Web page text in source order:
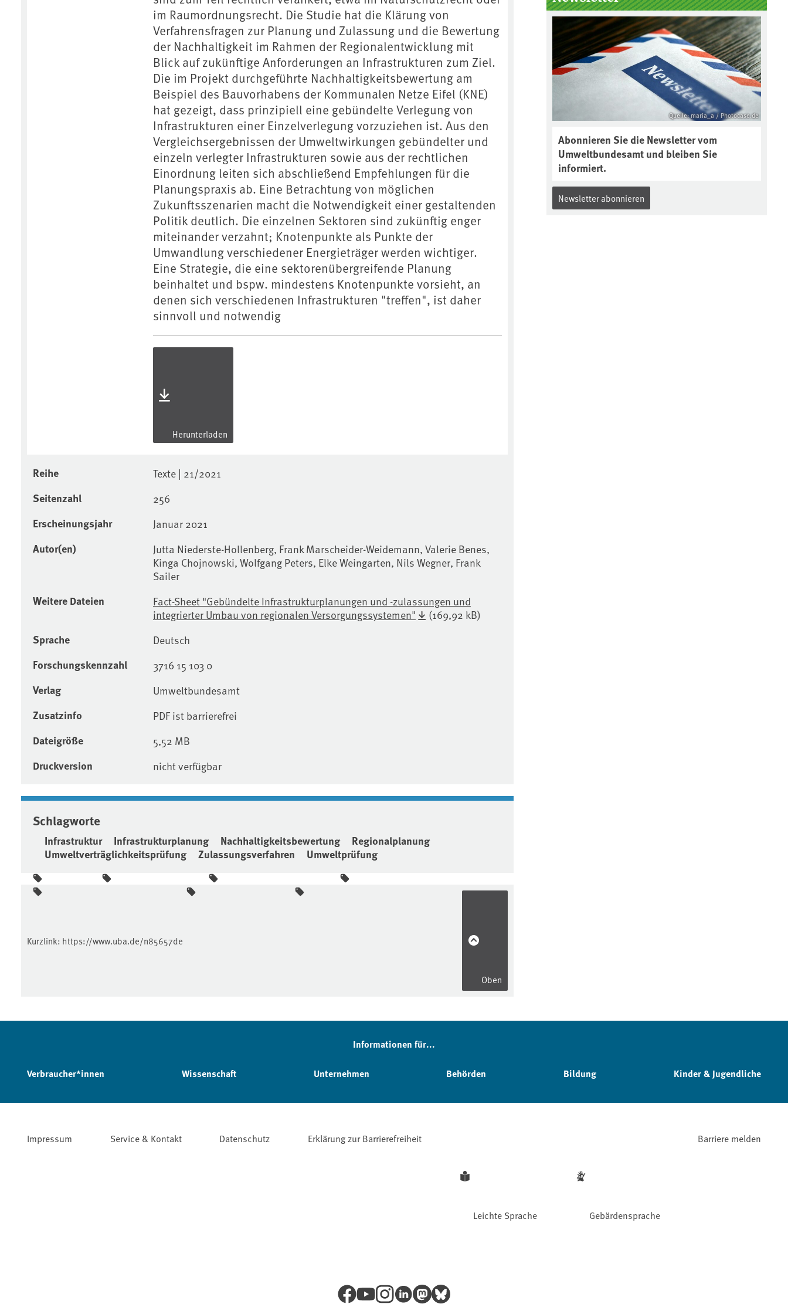
im Raumordnungsrecht. Die Studie hat die Klärung von
Verfahrensfragen zur Planung und Zulassung und die Bewertung
der Nachhaltigkeit im Rahmen der Regionalentwicklung mit
Blick auf zukünftige Anforderungen an Infrastrukturen zum Ziel.
Die im Projekt durchgeführte Nachhaltigkeitsbewertung am
Beispiel des Bauvorhabens der Kommunalen Netze Eifel (KNE)
hat gezeigt, dass prinzipiell eine gebündelte Verlegung von
Infrastrukturen einer Einzelverlegung vorzuziehen ist. Aus den
Vergleichsergebnissen der Umweltwirkungen gebündelter und
einzeln verlegter Infrastrukturen sowie aus der rechtlichen
Einordnung leiten sich abschließend Empfehlungen für die
Planungspraxis ab. Eine Betrachtung von möglichen
Zukunftsszenarien macht die Notwendigkeit einer gestaltenden
Politik deutlich. Die einzelnen Sektoren sind zukünftig enger
miteinander verzahnt; Knotenpunkte als Punkte der
Umwandlung verschiedener Energieträger werden wichtiger.
Eine Strategie, die eine sektorenübergreifende Planung
beinhaltet und bspw. mindestens Knotenpunkte vorsieht, an
denen sich verschiedenen Infrastrukturen "treffen", ist daher
sinnvoll und notwendig
Herunterladen
Reihe Texte | 21/2021
Seitenzahl 256
Erscheinungsjahr Januar 2021
Autor(en)
Jutta Niederste-Hollenberg, Frank Marscheider-Weidemann, Valerie Benes,
Kinga Chojnowski, Wolfgang Peters, Elke Weingarten, Nils Wegner, Frank
Sailer
Weitere Dateien
Fact-Sheet "Gebündelte Infrastrukturplanungen und -zulassungen und
integrierter Umbau von regionalen Versorgungssystemen"
(169,92 kB)
Sprache Deutsch
Forschungskennzahl 3716 15 103 0
Verlag Umweltbundesamt
Zusatzinfo PDF ist barrierefrei
Dateigröße 5,52 MB
Druckversion nicht verfügbar
Schlagworte
Infrastruktur Infrastrukturplanung Nachhaltigkeitsbewertung
Regionalplanung
Umweltverträglichkeitsprüfung
Zulassungsverfahren Umweltprüfung
Boden des Jahres ausgewählt und
was passiert eigentlich während
eines solchen Bodenjahres? Infos
dazu gibt es im aktuellen Podcast
„Soilcast“. Jetzt reinhören:
https://soilcast.de/interview/sc20
2-interview-die-kuer-der-krume/
Quelle: maria_a / Photocase.de
Abonnieren Sie die Newsletter vom
Umweltbundesamt und bleiben Sie
informiert.
Newsletter abonnieren
Kurzlink: https://www.uba.de/n85657de
Oben
Informationen für...
Verbraucher*innen Wissenschaft Unternehmen Behörden Bildung Kinder & Jugendliche
Impressum Service & Kontakt Datenschutz Erklärung zur Barrierefreiheit
Leichte Sprache Gebärdensprache
Barriere melden